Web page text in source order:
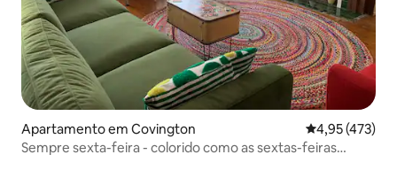
Apartamento em Covington Classificação
4,95 (473)
Sempre sexta-feira - colorido como as sextas-feiras